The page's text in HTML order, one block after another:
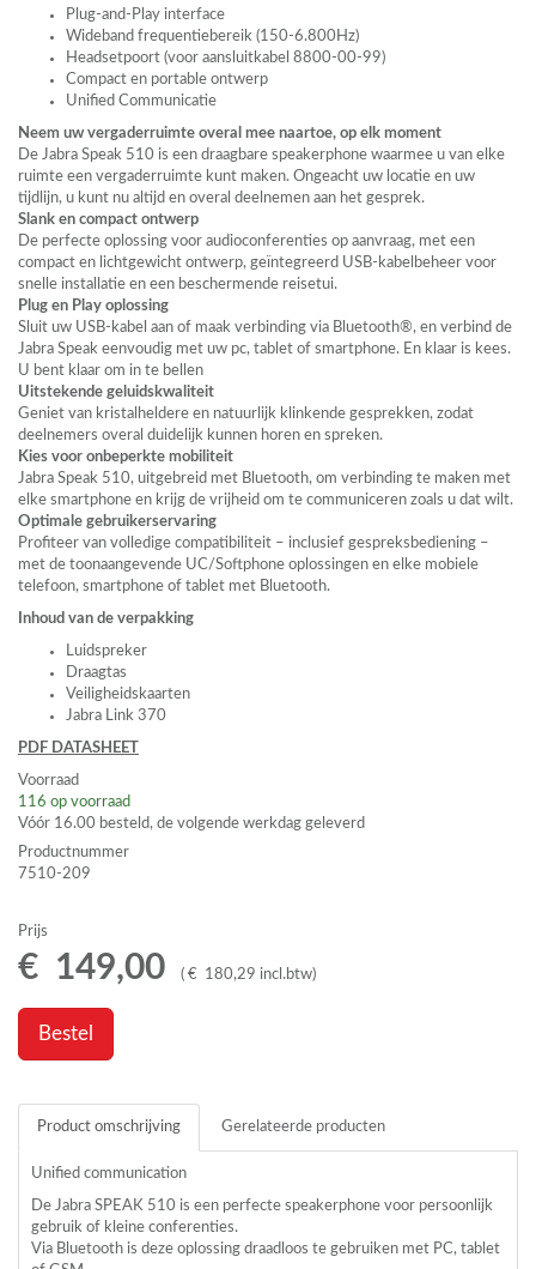
Plug-and-Play interface
Wideband frequentiebereik (150-6.800Hz)
Headsetpoort (voor aansluitkabel 8800-00-99)
Compact en portable ontwerp
Unified Communicatie
Neem uw vergaderruimte overal mee naartoe, op elk moment
De Jabra Speak 510 is een draagbare speakerphone waarmee u van elke
ruimte een vergaderruimte kunt maken. Ongeacht uw locatie en uw
tijdlijn, u kunt nu altijd en overal deelnemen aan het gesprek.
Slank en compact ontwerp
De perfecte oplossing voor audioconferenties op aanvraag, met een
compact en lichtgewicht ontwerp, geïntegreerd USB-kabelbeheer voor
snelle installatie en een beschermende reisetui.
Plug en Play oplossing
Sluit uw USB-kabel aan of maak verbinding via Bluetooth®, en verbind de
Jabra Speak eenvoudig met uw pc, tablet of smartphone. En klaar is kees.
U bent klaar om in te bellen
Uitstekende geluidskwaliteit
Geniet van kristalheldere en natuurlijk klinkende gesprekken, zodat
deelnemers overal duidelijk kunnen horen en spreken.
Kies voor onbeperkte mobiliteit
Jabra Speak 510, uitgebreid met Bluetooth, om verbinding te maken met
elke smartphone en krijg de vrijheid om te communiceren zoals u dat wilt.
Optimale gebruikerservaring
Profiteer van volledige compatibiliteit – inclusief gespreksbediening –
met de toonaangevende UC/Softphone oplossingen en elke mobiele
telefoon, smartphone of tablet met Bluetooth.
Inhoud van de verpakking
Luidspreker
Draagtas
Veiligheidskaarten
Jabra Link 370
PDF DATASHEET
Voorraad
116 op voorraad
Vóór 16.00 besteld, de volgende werkdag geleverd
Productnummer
7510-209
Prijs
€ 149,00 ( € 180,29 incl.btw)
Bestel
Product omschrijving Gerelateerde producten
Unified communication
De Jabra SPEAK 510 is een perfecte speakerphone voor persoonlijk
gebruik of kleine conferenties.
Via Bluetooth is deze oplossing draadloos te gebruiken met PC, tablet